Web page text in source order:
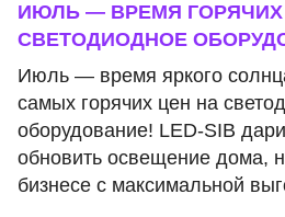
ИЮЛЬ — ВРЕМЯ ГОРЯЧИХ
СВЕТОДИОДНОЕ
Июль — время яркого
самых горячих цен на
оборудование! LED-SIB
обновить освещение дома,
бизнесе с максимальной